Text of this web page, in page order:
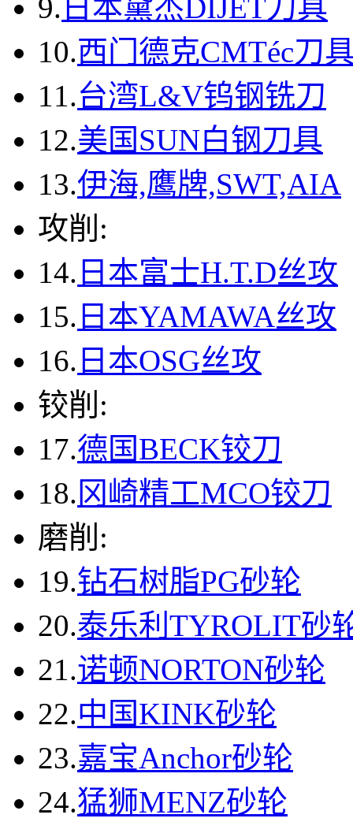
9. 日本黛杰DIJET刀具
10.西门德克CMTéc刀
11.台湾L&V钨钢铣刀
12.美国SUN白钢刀具
13.伊海,鹰牌,SWT,AIA
攻削:
14. 日本富士H.T.D丝攻
15. 日本YAMAWA丝攻
16. 日本OSG丝攻
铰削:
17.德国BECK铰刀
18.冈崎精工MCO铰刀
磨削:
19.钻石树脂PG砂轮
20.泰乐利TYROLIT砂
21.诺顿NORTON砂轮
22.中国KINK砂轮
23.嘉宝Anchor砂轮
24.猛狮MENZ砂轮